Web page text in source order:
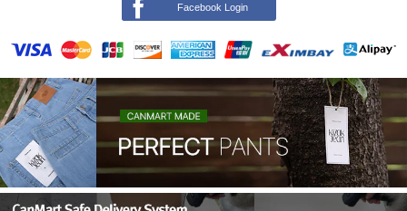
Facebook Login